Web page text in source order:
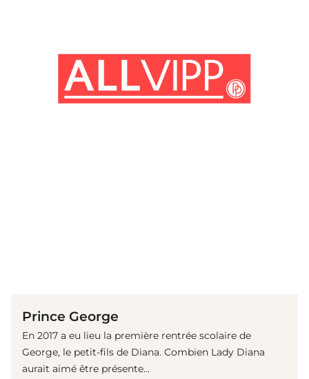
Prince George
En 2017 a eu lieu la première rentrée scolaire de
George, le petit-fils de Diana. Combien Lady Diana
aurait aimé être présente...